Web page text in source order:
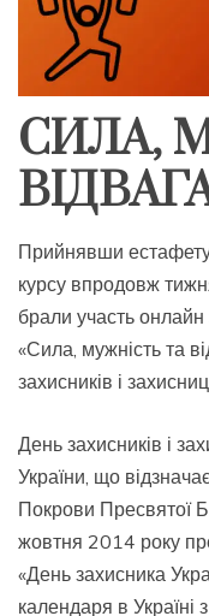
СИЛА,
Прийнявши естафету
курсу впродовж
брали участь онлайн
«Сила, мужність та
захисників і
День захисників і
України, що
Покрови Пресвятої
жовтня 2014 року
«День захисника
календаря в Україні